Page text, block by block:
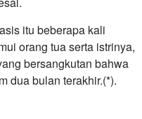
itu beberapa kali
orang tua serta istrinya,
bersangkutan bahwa
dua bulan terakhir.(*).